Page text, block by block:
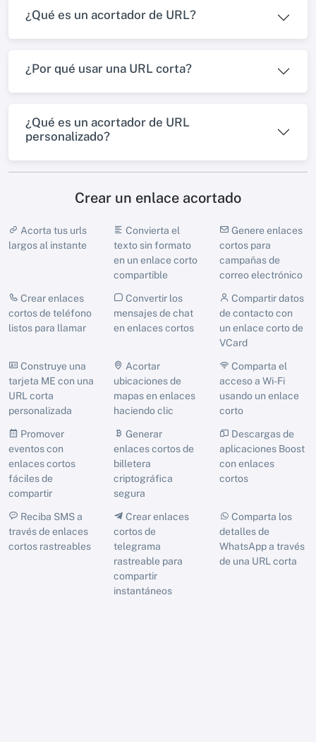
¿Qué es un acortador de URL?
¿Por qué usar una URL corta?
¿Qué es un acortador de URL
personalizado?
Crear un enlace acortado
Acorta tus urls
largos al instante
Convierta el
texto sin formato
en un enlace corto
compartible
Genere enlaces
cortos para
campañas de
correo electrónico
Crear enlaces
cortos de teléfono
listos para llamar
Convertir los
mensajes de chat
en enlaces cortos
Compartir datos
de contacto con
un enlace corto de
VCard
Construye una
tarjeta ME con una
URL corta
personalizada
Acortar
ubicaciones de
mapas en enlaces
haciendo clic
Comparta el
acceso a Wi-Fi
usando un enlace
corto
Promover
eventos con
enlaces cortos
fáciles de
compartir
Generar
enlaces cortos de
billetera
criptográfica
segura
Descargas de
aplicaciones Boost
con enlaces
cortos
Reciba SMS a
través de enlaces
cortos rastreables
Crear enlaces
cortos de
telegrama
rastreable para
compartir
instantáneos
Comparta los
detalles de
WhatsApp a través
de una URL corta